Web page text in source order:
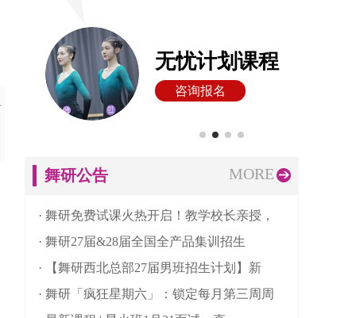
无忧计划课程
咨询报名
舞研公告 MORE
· 舞研免费试课火热开启！教学校长亲授，
· 舞研27届&28届全国全产品集训招生
· 【舞研西北总部27届男班招生计划】新
· 舞研「疯狂星期六」：锁定每月第三周周